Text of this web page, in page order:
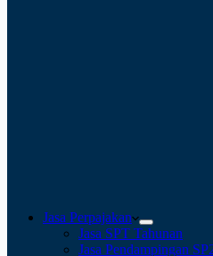
Jasa Perpajakan
Jasa SPT Tahunan
Jasa Pendampingan